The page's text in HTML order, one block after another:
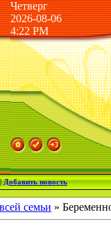
Четверг
2026-08-06
4:22 PM
Добавить новость
семьи »